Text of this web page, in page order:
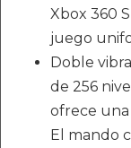
Xbox 360
juego
Doble
de 256
ofrece
El mando